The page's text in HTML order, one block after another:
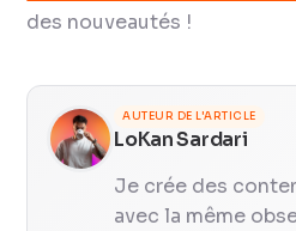
des nouveautés !
AUTEUR DE L'ARTICLE
LoKan Sardari
Je crée des
avec la même